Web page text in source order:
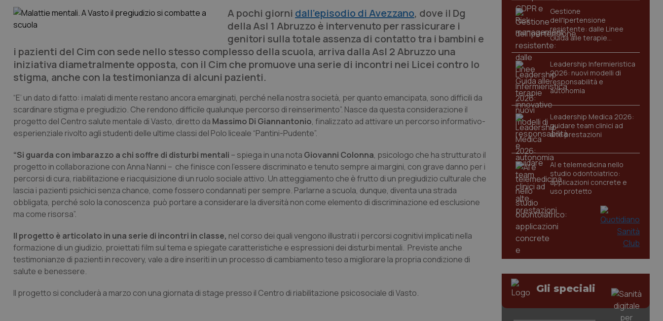
A pochi giorni dall’episodio di Avezzano, dove il Dg
della Asl 1 Abruzzo è intervenuto per rassicurare i
genitori sulla totale assenza di contatto tra i bambini e
i pazienti del Cim con sede nello stesso complesso della scuola, arriva dalla Asl 2 Abruzzo una
iniziativa diametralmente opposta, con il Cim che promuove una serie di incontri nei Licei contro lo
stigma, anche con la testimonianza di alcuni pazienti.
“E’ un dato di fatto: i malati di mente restano ancora emarginati, perché nella nostra società, per quanto emancipata, sono difficili da
scardinare stigma e pregiudizio. Che rendono difficile qualunque percorso di reinserimento”. Nasce da questa considerazione il
progetto del Centro salute mentale di Vasto, diretto da Massimo Di Giannantonio, finalizzato ad attivare un percorso informativo-
esperienziale rivolto agli studenti delle ultime classi del Polo liceale “Pantini-Pudente”.
“Si guarda con imbarazzo a chi soffre di disturbi mentali – spiega in una nota Giovanni Colonna, psicologo che ha strutturato il
progetto in collaborazione con Anna Nanni – che finisce con l’essere discriminato e tenuto sempre ai margini, con grave danno per i
percorsi di cura, riabilitazione e riacquisizione di un ruolo sociale attivo. Un atteggiamento che è frutto di un pregiudizio culturale che
lascia i pazienti psichici senza chance, come fossero condannati per sempre. Parlarne a scuola, dunque, diventa una strada
obbligata, perché solo la conoscenza può portare a considerare la diversità non come elemento di discriminazione ed esclusione
ma come risorsa”.
Il progetto è articolato in una serie di incontri in classe, nel corso dei quali vengono illustrati i percorsi cognitivi implicati nella
formazione di un giudizio, proiettati film sul tema e spiegate caratteristiche e espressioni dei disturbi mentali. Previste anche
testimonianze di pazienti in recovery, vale a dire inseriti in un processo di cambiamento teso a migliorare la propria condizione di
salute e benessere.
Il progetto si concluderà a marzo con una giornata di stage presso il Centro di riabilitazione psicosociale di Vasto.
Gestione
dell'Ipertensione
resistente: dalle Linee
Guida alle terapie
innovative
Leadership Infermieristica
2026: nuovi modelli di
responsabilità e
autonomia
Leadership Medica 2026:
guidare team clinici ad
alte prestazioni
AI e telemedicina nello
studio odontoiatrico:
applicazioni concrete e
uso protetto
Gli speciali